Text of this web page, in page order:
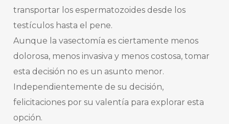
transportar los espermatozoides desde los
testículos hasta el pene.
Aunque la vasectomía es ciertamente menos
dolorosa, menos invasiva y menos costosa, tomar
esta decisión no es un asunto menor.
Independientemente de su decisión,
felicitaciones por su valentía para explorar esta
opción.